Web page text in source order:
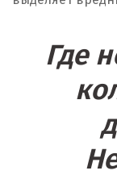
Где